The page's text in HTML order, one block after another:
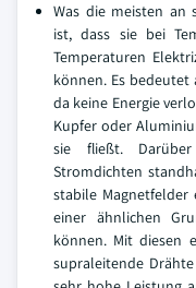
Was die meisten an
ist, dass sie bei
Temperaturen
können. Es bedeutet
da keine Energie
Kupfer oder
sie fließt.
Stromdichten
stabile
einer ähnlichen
können. Mit diesen
supraleitende